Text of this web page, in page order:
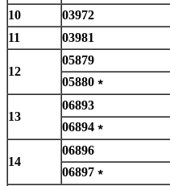
10
03972
11
03981
12
05879
05880 ﹡
13
06893
06894 ﹡
14
06896
06897 ﹡